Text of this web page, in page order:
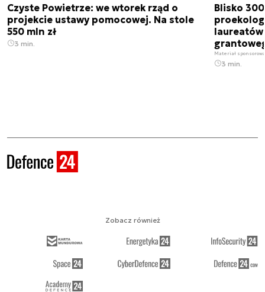
Czyste Powietrze: we wtorek rząd o
projekcie ustawy pomocowej. Na stole
550 mln zł
3 min.
Blisko
Materiał
3 min.
Zobacz również